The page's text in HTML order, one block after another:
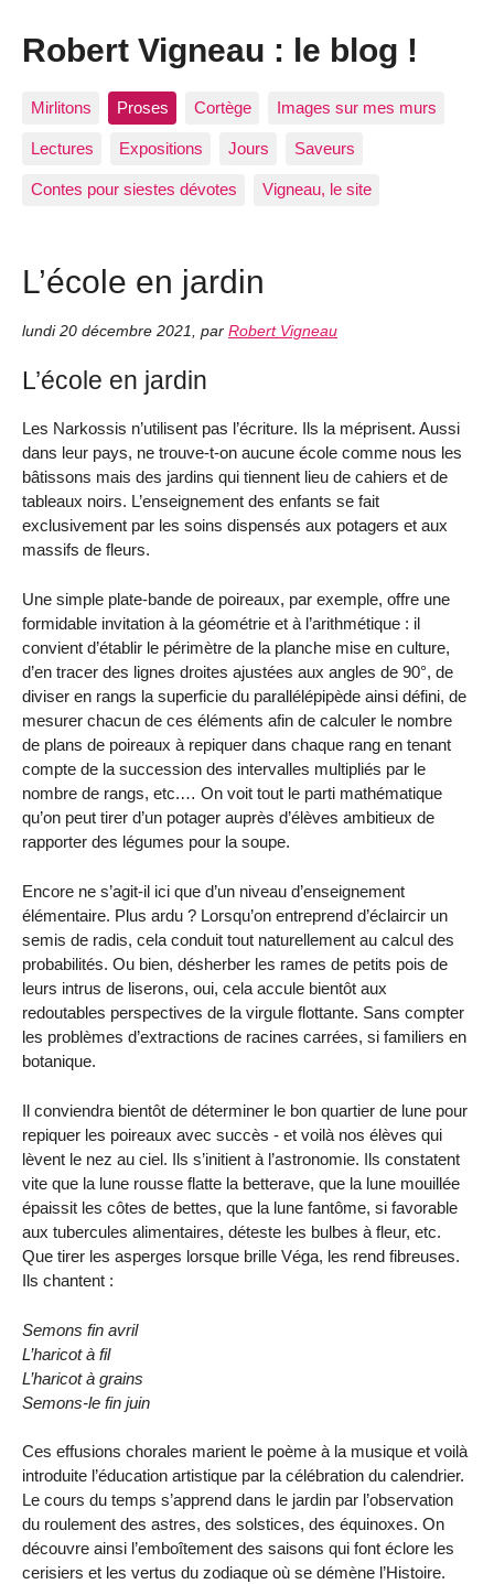
Robert Vigneau : le blog !
Mirlitons Proses Cortège Images sur mes murs
Lectures Expositions Jours Saveurs
Contes pour siestes dévotes Vigneau, le site
L’école en jardin
lundi 20 décembre 2021 par Robert Vigneau
L’école en jardin
Les Narkossis n’utilisent pas l’écriture. Ils la méprisent. Aussi
dans leur pays, ne trouve-t-on aucune école comme nous les
bâtissons mais des jardins qui tiennent lieu de cahiers et de
tableaux noirs. L’enseignement des enfants se fait
exclusivement par les soins dispensés aux potagers et aux
massifs de fleurs.
Une simple plate-bande de poireaux, par exemple, offre une
formidable invitation à la géométrie et à l’arithmétique : il
convient d’établir le périmètre de la planche mise en culture,
d’en tracer des lignes droites ajustées aux angles de 90°, de
diviser en rangs la superficie du parallélépipède ainsi défini, de
mesurer chacun de ces éléments afin de calculer le nombre
de plans de poireaux à repiquer dans chaque rang en tenant
compte de la succession des intervalles multipliés par le
nombre de rangs, etc.… On voit tout le parti mathématique
qu’on peut tirer d’un potager auprès d’élèves ambitieux de
rapporter des légumes pour la soupe.
Encore ne s’agit-il ici que d’un niveau d’enseignement
élémentaire. Plus ardu ? Lorsqu’on entreprend d’éclaircir un
semis de radis, cela conduit tout naturellement au calcul des
probabilités. Ou bien, désherber les rames de petits pois de
leurs intrus de liserons, oui, cela accule bientôt aux
redoutables perspectives de la virgule flottante. Sans compter
les problèmes d’extractions de racines carrées, si familiers en
botanique.
Il conviendra bientôt de déterminer le bon quartier de lune pour
repiquer les poireaux avec succès - et voilà nos élèves qui
lèvent le nez au ciel. Ils s’initient à l’astronomie. Ils constatent
vite que la lune rousse flatte la betterave, que la lune mouillée
épaissit les côtes de bettes, que la lune fantôme, si favorable
aux tubercules alimentaires, déteste les bulbes à fleur, etc.
Que tirer les asperges lorsque brille Véga, les rend fibreuses.
Ils chantent :
Semons fin avril
L’haricot à fil
L’haricot à grains
Semons-le fin juin
Ces effusions chorales marient le poème à la musique et voilà
introduite l’éducation artistique par la célébration du calendrier.
Le cours du temps s’apprend dans le jardin par l’observation
du roulement des astres, des solstices, des équinoxes. On
découvre ainsi l’emboîtement des saisons qui font éclore les
cerisiers et les vertus du zodiaque où se démène l’Histoire.